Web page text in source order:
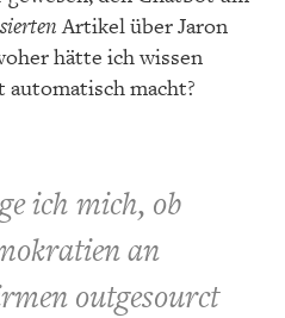
Artikel über Jaron
hätte ich wissen
automatisch macht?
ich mich, ob
an
outgesourct